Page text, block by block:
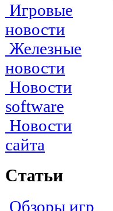
Игровые
новости
Железные
новости
Новости
software
Новости
сайта
Статьи
Обзоры игр